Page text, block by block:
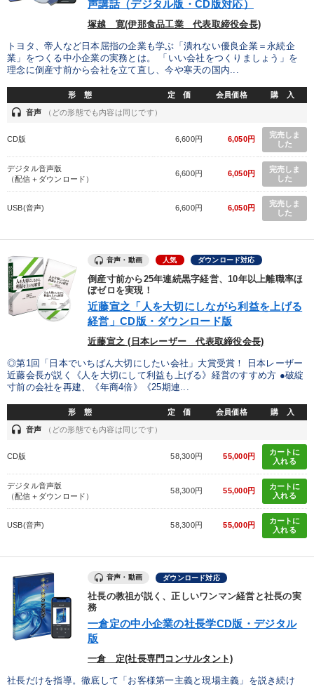
声講話（デジタル版・CD版対応）
塚越 寛(伊那食品工業 代表取締役会長)
トヨタ、帝人など日本屈指の企業も学ぶ「潰れない優良企業＝永続企
業」をつくる中小企業の実務とは。 「いい会社をつくりましょう」を
理念に倒産寸前から会社を立て直し、今や寒天の国内...
形 態 定 価 会員価格 購 入
headset 音声 （どの形態でも内容は同じです）
CD版 6,600円 6,050円
完売しま
した
デジタル音声版
（配信＋ダウンロード）
6,600円 6,050円
完売しま
した
USB(音声) 6,600円 6,050円
完売しま
した
音声・動画 人気 ダウンロード対応
倒産寸前から25年連続黒字経営、10年以上離職率ほ
ぼゼロを実現！
近藤宣之「人を大切にしながら利益を上げる
経営」CD版・ダウンロード版
近藤宣之 (日本レーザー 代表取締役会長)
◎第1回「日本でいちばん大切にしたい会社」大賞受賞！ 日本レーザー
近藤会長が説く《人を大切にして利益も上げる》経営のすすめ方 ●破綻
寸前の会社を再建、《年商4倍》《25期連...
形 態 定 価 会員価格 購 入
headset 音声 （どの形態でも内容は同じです）
CD版 58,300円 55,000円
カートに
入れる
デジタル音声版
（配信＋ダウンロード）
58,300円 55,000円
カートに
入れる
USB(音声) 58,300円 55,000円
カートに
入れる
音声・動画 ダウンロード対応
社長の教祖が説く、正しいワンマン経営と社長の実
務
一倉定の中小企業の社長学CD版・デジタル
版
一倉 定(社長専門コンサルタント)
社長だけを指導。徹底して「お客様第一主義と現場主義」を説き続け